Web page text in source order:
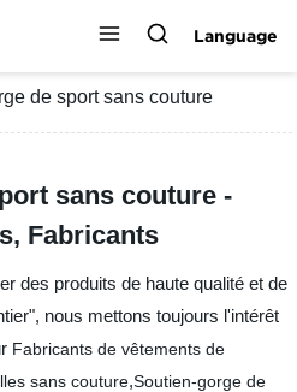
Language
de sport sans couture
sans couture -
Fabricants
des produits de haute qualité et de
nous mettons toujours l'intérêt
Fabricants de vêtements de
sans couture,Soutien-gorge de